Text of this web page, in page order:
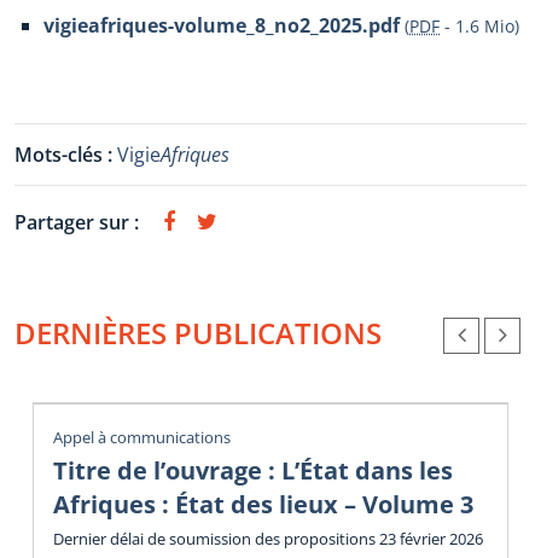
vigieafriques-volume_8_no2_2025.pdf (PDF - 1.6 Mio)
Mots-clés :VigieAfriques
Partager sur :
DERNIÈRES PUBLICATIONS
Appel à communications
Titre de l’ouvrage : L’État dans les
Afriques : État des lieux – Volume 3
Dernier délai de soumission des propositions 23 février 2026